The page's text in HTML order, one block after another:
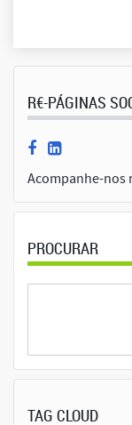
R€-PÁGINAS
Acompanhe-nos
PROCURAR
TAG CLOUD